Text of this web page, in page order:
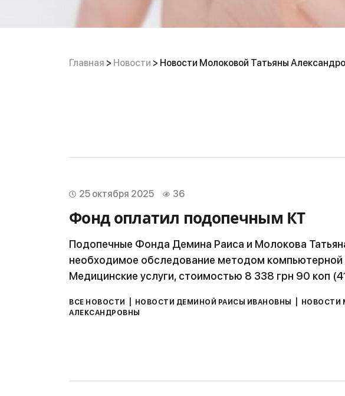
Главная > Новости > Новости Молоковой Татьяны
25 октября 2025 36
Фонд оплатил подопечным КТ
Подопечные Фонда Демина Раиса и Молокова
необходимое обследование методом
Медицинские услуги, стоимостью 8 338 грн 90 коп
ВСЕ НОВОСТИ | НОВОСТИ ДЕМИНОЙ РАИСЫ ИВАНОВНЫ |
НОВОСТИ
АЛЕКСАНДРОВНЫ